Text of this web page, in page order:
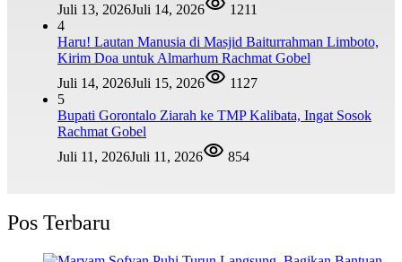
Juli 13, 2026Juli 14, 2026
1211
4
Haru! Lautan Manusia di Masjid Baiturrahman Limboto,
Kirim Doa untuk Almarhum Rachmat Gobel
Juli 14, 2026Juli 15, 2026
1127
5
Bupati Gorontalo Ziarah ke TMP Kalibata, Ingat Sosok
Rachmat Gobel
Juli 11, 2026Juli 11, 2026 854
Pos Terbaru